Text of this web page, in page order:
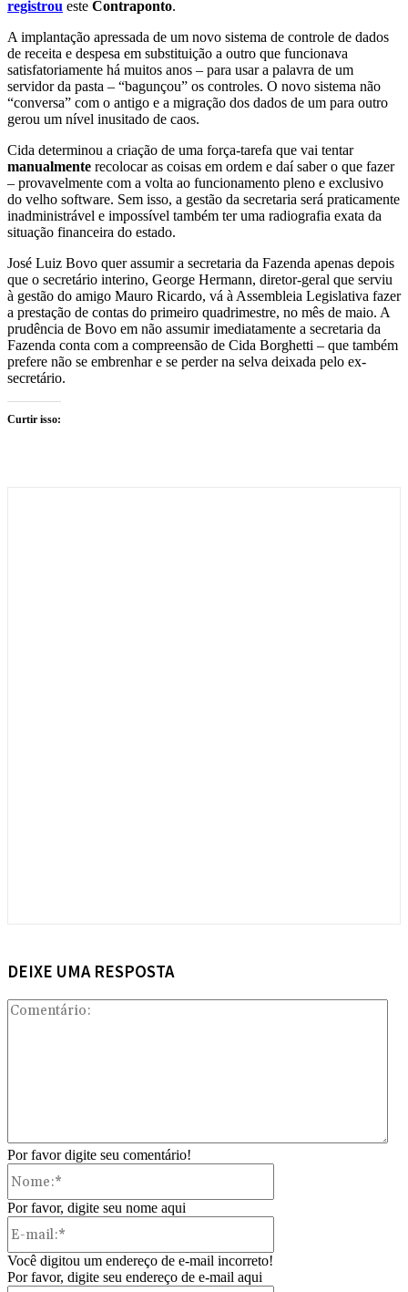
registrou este Contraponto.
A implantação apressada de um novo sistema de controle de dados
de receita e despesa em substituição a outro que funcionava
satisfatoriamente há muitos anos – para usar a palavra de um
servidor da pasta – “bagunçou” os controles. O novo sistema não
“conversa” com o antigo e a migração dos dados de um para outro
gerou um nível inusitado de caos.
Cida determinou a criação de uma força-tarefa que vai tentar
manualmente recolocar as coisas em ordem e daí saber o que fazer
– provavelmente com a volta ao funcionamento pleno e exclusivo
do velho software. Sem isso, a gestão da secretaria será praticamente
inadministrável e impossível também ter uma radiografia exata da
situação financeira do estado.
José Luiz Bovo quer assumir a secretaria da Fazenda apenas depois
que o secretário interino, George Hermann, diretor-geral que serviu
à gestão do amigo Mauro Ricardo, vá à Assembleia Legislativa fazer
a prestação de contas do primeiro quadrimestre, no mês de maio. A
prudência de Bovo em não assumir imediatamente a secretaria da
Fazenda conta com a compreensão de Cida Borghetti – que também
prefere não se embrenhar e se perder na selva deixada pelo ex-
secretário.
Curtir isso:
DEIXE UMA RESPOSTA
Por favor digite seu comentário!
Por favor, digite seu nome aqui
Você digitou um endereço de e-mail incorreto!
Por favor, digite seu endereço de e-mail aqui